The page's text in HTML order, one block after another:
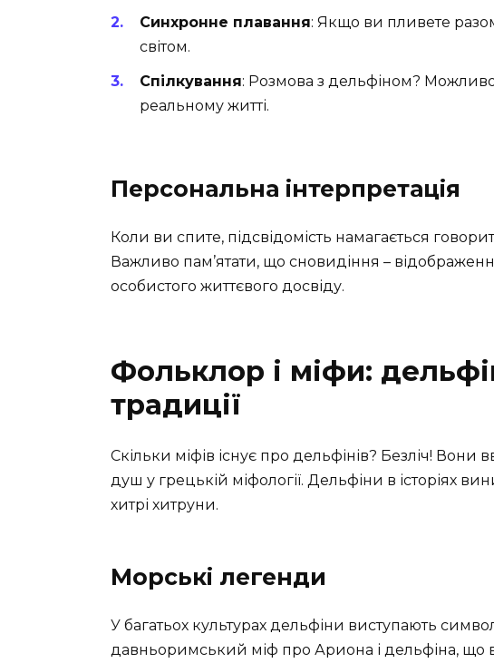
Синхронне плавання: Якщо ви пливете
світом.
Спілкування: Розмова з дельфіном?
реальному житті.
Персональна інтерпретація
Коли ви спите, підсвідомість намагається
Важливо пам’ятати, що сновидіння –
особистого життєвого досвіду.
Фольклор і міфи:
традиції
Скільки міфів існує про дельфінів? Безліч!
душ у грецькій міфології. Дельфіни в історіях
хитрі хитруни.
Морські легенди
У багатьох культурах дельфіни виступають
давньоримський міф про Ариона і дельфіна, що